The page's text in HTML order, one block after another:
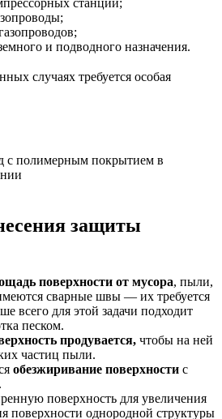
и подводного назначения.
случаях требуется особая
с полимерным покрытием в
защиты
поверхности от мусора, пыли,
сварные швы — их требуется
всего для этой задачи подходит
песком.
продувается, чтобы на ней
частиц пыли.
обезжиривание поверхности с
поверхность для увеличения